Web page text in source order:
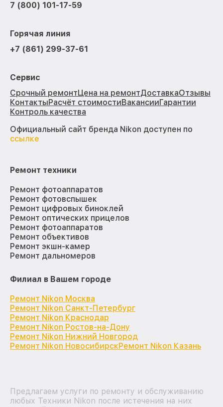
7 (800) 101-17-59
Горячая линия
+7 (861) 299-37-61
Сервис
Срочный ремонтЦена на ремонтДоставкаОтзывы
КонтактыРасчёт стоимостиВакансииГарантии
Контроль качества
Официальный сайт бренда Nikon доступен по
ссылке
Ремонт техники
Ремонт фотоаппаратов
Ремонт фотовспышек
Ремонт цифровых биноклей
Ремонт оптических прицелов
Ремонт фотоаппаратов
Ремонт объективов
Ремонт экшн-камер
Ремонт дальномеров
Филиал в Вашем городе
Ремонт Nikon Москва
Ремонт Nikon Санкт-Петербург
Ремонт Nikon Краснодар
Ремонт Nikon Ростов-на-Дону
Ремонт Nikon Нижний Новгород
Ремонт Nikon НовосибирскРемонт Nikon Казань
Предлагаем услуги по ремонту и обслуживанию
любых Техники Nikon после истечения на них